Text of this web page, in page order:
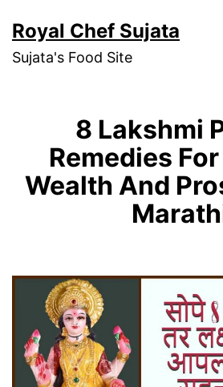
to
content
Royal Chef Sujata
Sujata's Food Site
8 Lakshmi
Remedies
Wealth And